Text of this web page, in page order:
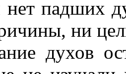
падших
ни
духов